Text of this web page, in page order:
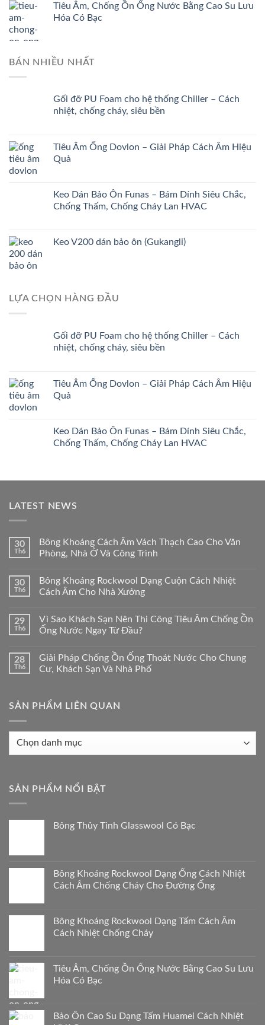
Tiêu Âm, Chống Ồn Ống Nước Bằng Cao Su Lưu
Hóa Có Bạc
BÁN NHIỀU NHẤT
Gối đỡ PU Foam cho hệ thống Chiller – Cách
nhiệt, chống cháy, siêu bền
Tiêu Âm Ống Dovlon – Giải Pháp Cách Âm Hiệu
Quả
Keo Dán Bảo Ôn Funas – Bám Dính Siêu Chắc,
Chống Thấm, Chống Cháy Lan HVAC
Keo V200 dán bảo ôn (Gukangli)
LỰA CHỌN HÀNG ĐẦU
Gối đỡ PU Foam cho hệ thống Chiller – Cách
nhiệt, chống cháy, siêu bền
Tiêu Âm Ống Dovlon – Giải Pháp Cách Âm Hiệu
Quả
Keo Dán Bảo Ôn Funas – Bám Dính Siêu Chắc,
Chống Thấm, Chống Cháy Lan HVAC
LATEST NEWS
30
Th6
Bông Khoáng Cách Âm Vách Thạch Cao Cho Văn
Phòng, Nhà Ở Và Công Trình
30
Th6
Bông Khoáng Rockwool Dạng Cuộn Cách Nhiệt
Cách Âm Cho Nhà Xưởng
29
Th6
Vì Sao Khách Sạn Nên Thi Công Tiêu Âm Chống Ồn
Ống Nước Ngay Từ Đầu?
28
Th6
Giải Pháp Chống Ồn Ống Thoát Nước Cho Chung
Cư, Khách Sạn Và Nhà Phố
SẢN PHẨM LIÊN QUAN
Sản
SẢN PHẨM NỔI BẬT
Bông Thủy Tinh Glasswool Có Bạc
Bông Khoáng Rockwool Dạng Ống Cách Nhiệt
Cách Âm Chống Cháy Cho Đường Ống
Bông Khoáng Rockwool Dạng Tấm Cách Âm
Cách Nhiệt Chống Cháy
Tiêu Âm, Chống Ồn Ống Nước Bằng Cao Su Lưu
Hóa Có Bạc
Bảo Ôn Cao Su Dạng Tấm Huamei Cách Nhiệt